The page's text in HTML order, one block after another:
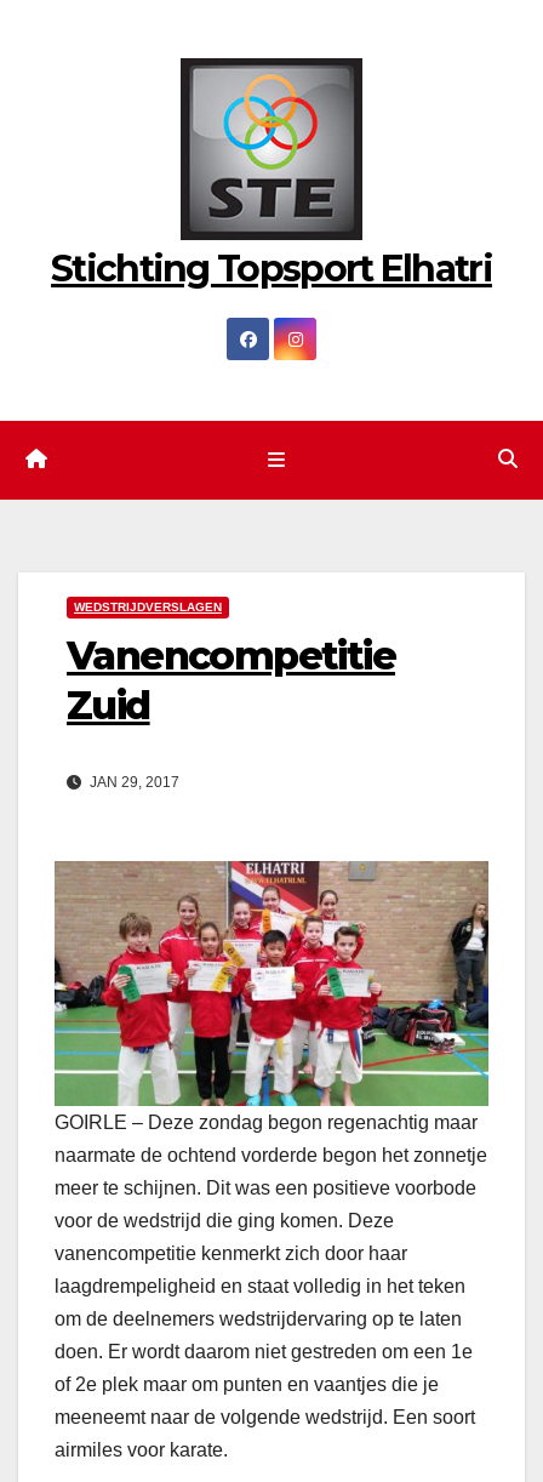
Stichting Topsport Elhatri
WEDSTRIJDVERSLAGEN
Vanencompetitie
Zuid
JAN 29, 2017
GOIRLE – Deze zondag begon regenachtig maar
naarmate de ochtend vorderde begon het zonnetje
meer te schijnen. Dit was een positieve voorbode
voor de wedstrijd die ging komen. Deze
vanencompetitie kenmerkt zich door haar
laagdrempeligheid en staat volledig in het teken
om de deelnemers wedstrijdervaring op te laten
doen. Er wordt daarom niet gestreden om een 1e
of 2e plek maar om punten en vaantjes die je
meeneemt naar de volgende wedstrijd. Een soort
airmiles voor karate.